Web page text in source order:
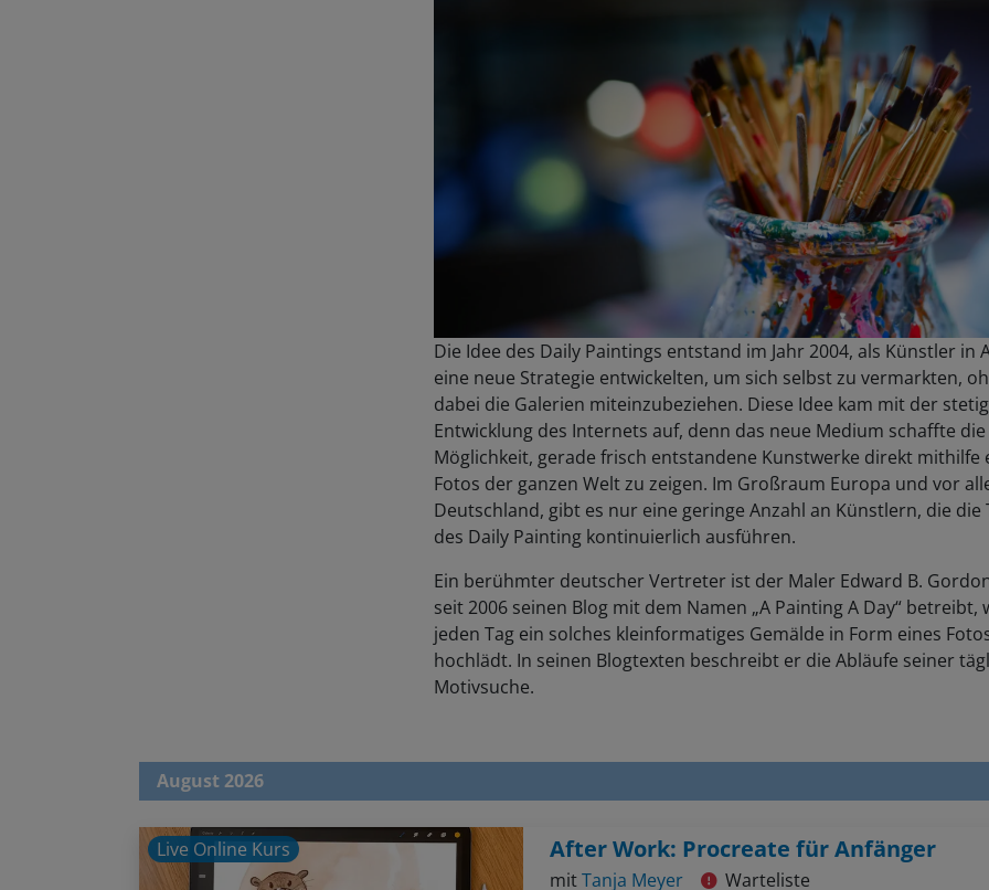
Die Idee des Daily Paintings entstand im Jahr 2004, als Künstler in
eine neue Strategie entwickelten, um sich selbst zu vermarkten,
dabei die Galerien miteinzubeziehen. Diese Idee kam mit der
Entwicklung des Internets auf, denn das neue Medium schaffte die
Möglichkeit, gerade frisch entstandene Kunstwerke direkt mithilfe
Fotos der ganzen Welt zu zeigen. Im Großraum Europa und vor
Deutschland, gibt es nur eine geringe Anzahl an Künstlern, die die
des Daily Painting kontinuierlich ausführen.
Ein berühmter deutscher Vertreter ist der Maler Edward B.
seit 2006 seinen Blog mit dem Namen „A Painting A Day“ betreibt,
jeden Tag ein solches kleinformatiges Gemälde in Form eines
hochlädt. In seinen Blogtexten beschreibt er die Abläufe seiner
Motivsuche.
August 2026
Live Online Kurs After Work: Procreate für Anfänger
mit Tanja Meyer
Warteliste